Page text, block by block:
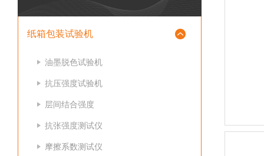
纸箱包装试验机
油墨脱色试验机
抗压强度试验机
层间结合强度
抗张强度测试仪
摩擦系数测试仪